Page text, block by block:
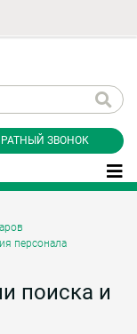
ЗВОНОК
персонала
поиска и